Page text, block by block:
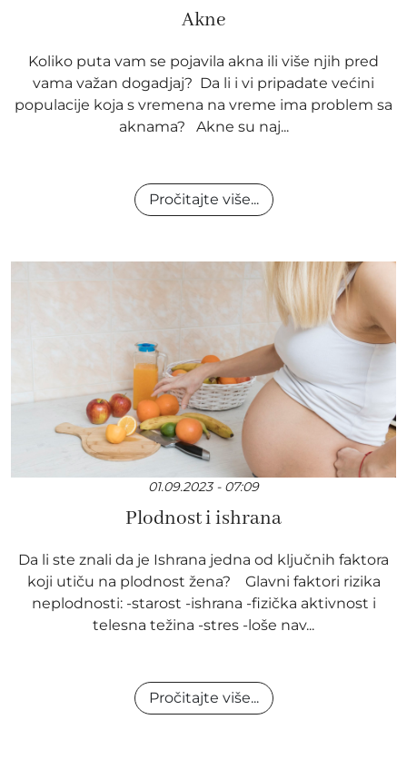
Akne
Koliko puta vam se pojavila akna ili više njih pred
vama važan dogadjaj? Da li i vi pripadate većini
populacije koja s vremena na vreme ima problem sa
aknama? Akne su naj...
Pročitajte više...
01.09.2023 - 07:09
Plodnost i ishrana
Da li ste znali da je Ishrana jedna od ključnih faktora
koji utiču na plodnost žena? Glavni faktori rizika
neplodnosti: -starost -ishrana -fizička aktivnost i
telesna težina -stres -loše nav...
Pročitajte više...